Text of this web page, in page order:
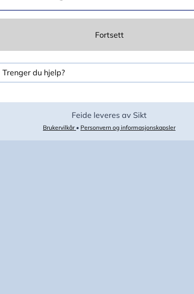
Fortsett
Trenger du hjelp?
Feide leveres av Sikt
Brukervilkår • Personvern og informasjonskapsler